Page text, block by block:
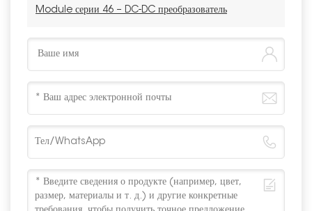
Module серии 46 – DC-DC преобразователь